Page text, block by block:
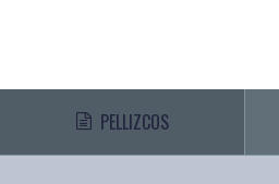
PELLIZCOS